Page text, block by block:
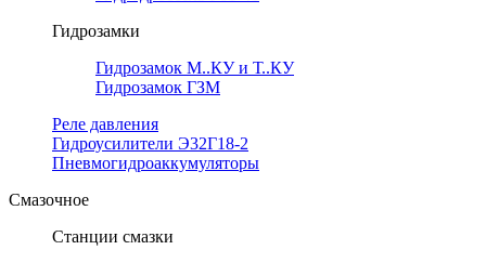
Гидрозамки
Гидрозамок М..КУ и Т..КУ
Гидрозамок ГЗМ
Реле давления
Гидроусилители Э32Г18-2
Пневмогидроаккумуляторы
Смазочное
Станции смазки